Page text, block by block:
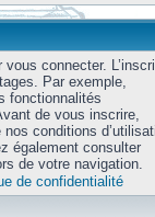
connecter.
Par exemple,
fonctionnalités
de vous inscrire,
conditions
également consulter
de votre navigation.
de confidentialité